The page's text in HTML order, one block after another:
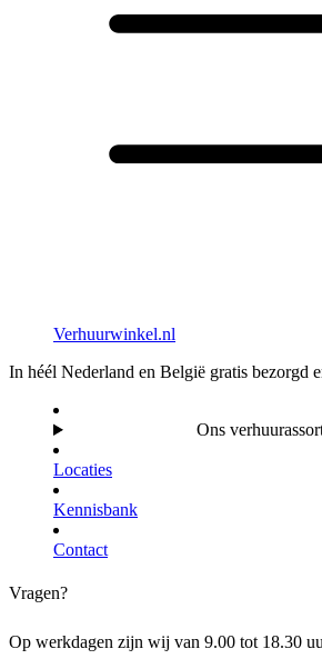
Verhuurwinkel.nl
In héél Nederland en België gratis bezorgd
Ons
Locaties
Kennisbank
Contact
Vragen?
Op werkdagen zijn wij van 9.00 tot 18.30